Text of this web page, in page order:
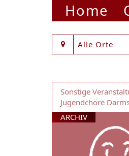
Home
Alle Orte
Sonstige
Jugendchöre
ARCHIV